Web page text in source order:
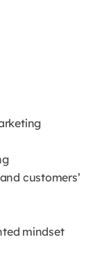
customers’
mindset